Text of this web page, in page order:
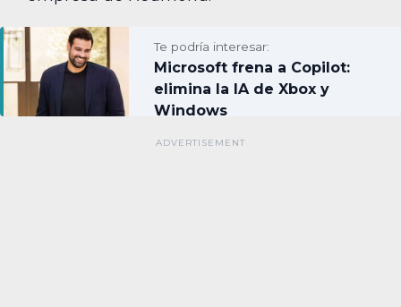
Te podría interesar:
Microsoft frena a Copilot:
elimina la IA de Xbox y
Windows